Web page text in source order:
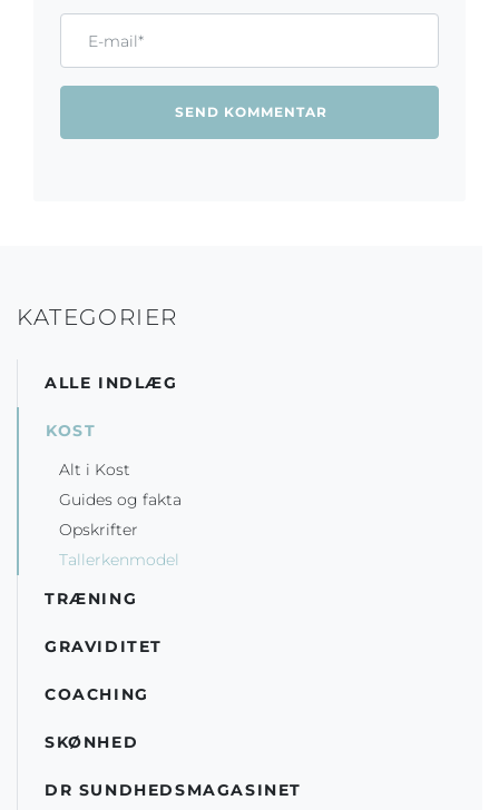
KATEGORIER
ALLE INDLÆG
KOST
Alt i Kost
Guides og fakta
Opskrifter
Tallerkenmodel
TRÆNING
GRAVIDITET
COACHING
SKØNHED
DR SUNDHEDSMAGASINET